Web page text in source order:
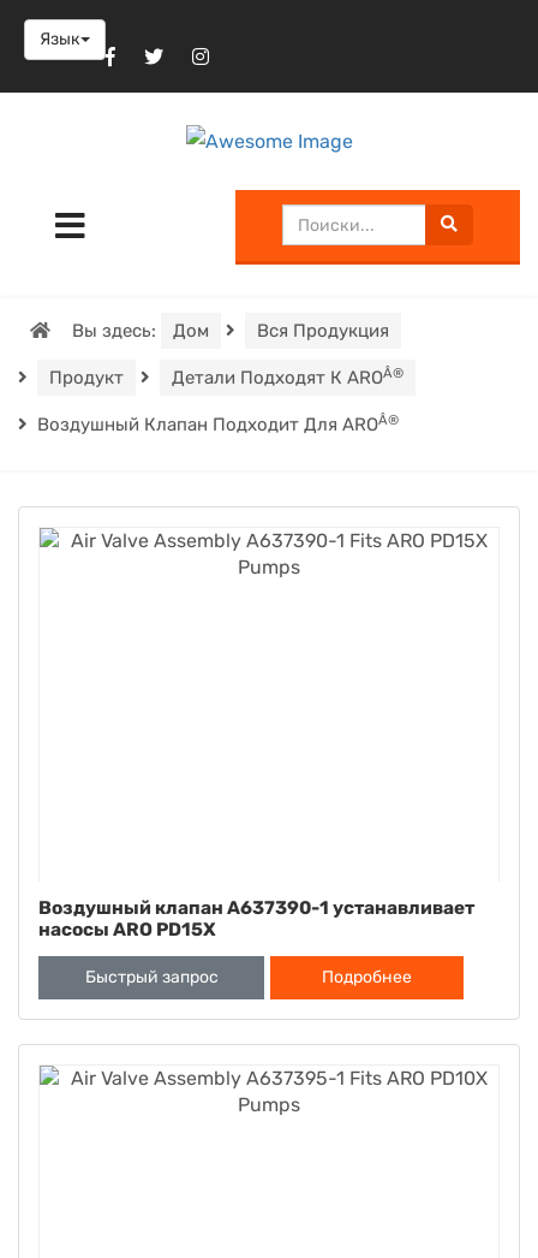
Язык
Вы здесь: Дом Вся Продукция
Продукт Детали Подходят К AROÂ®
Воздушный Клапан Подходит Для AROÂ®
Воздушный клапан A637390-1 устанавливает
насосы ARO PD15X
Быстрый запрос Подробнее